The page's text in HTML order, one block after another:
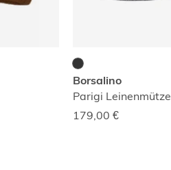
Borsalino
Parigi Leinenmütze
179,00 €